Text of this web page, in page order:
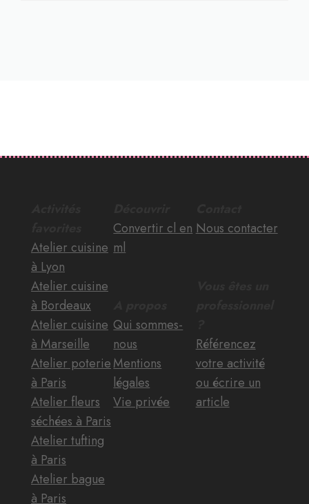
Atelier cuisine
à Lyon
Atelier cuisine
à Bordeaux
Atelier cuisine
à Marseille
Atelier poterie
à Paris
Atelier fleurs
séchées à Paris
Atelier tufting
à Paris
Atelier bague
à Paris
Convertir cl en
ml
Qui sommes-
nous
Mentions
légales
Vie privée
Nous contacter
Référencez
votre activité
ou écrire un
article